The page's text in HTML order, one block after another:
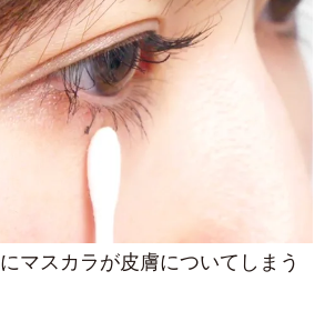
マスカラが皮膚についてしまう